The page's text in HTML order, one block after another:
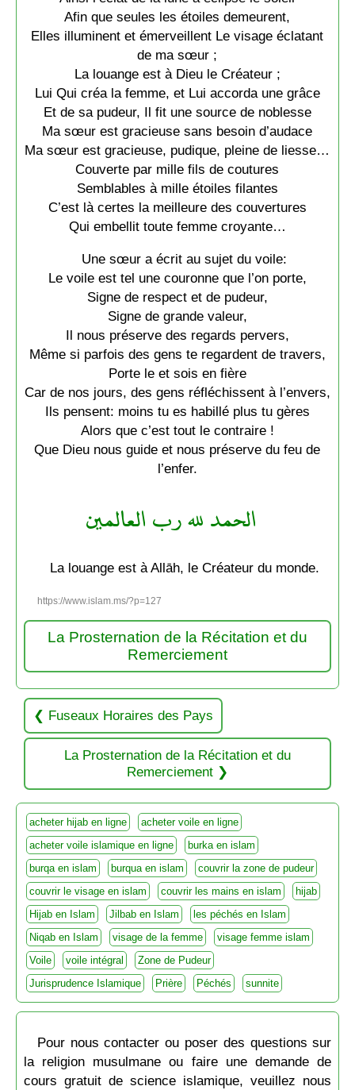
Afin que seules les étoiles demeurent,
Elles illuminent et émerveillent Le visage éclatant
de ma sœur ;
La louange est à Dieu le Créateur ;
Lui Qui créa la femme, et Lui accorda une grâce
Et de sa pudeur, Il fit une source de noblesse
Ma sœur est gracieuse sans besoin d’audace
Ma sœur est gracieuse, pudique, pleine de liesse…
Couverte par mille fils de coutures
Semblables à mille étoiles filantes
C’est là certes la meilleure des couvertures
Qui embellit toute femme croyante…
Une sœur a écrit au sujet du voile:
Le voile est tel une couronne que l’on porte,
Signe de respect et de pudeur,
Signe de grande valeur,
Il nous préserve des regards pervers,
Même si parfois des gens te regardent de travers,
Porte le et sois en fière
Car de nos jours, des gens réfléchissent à l’envers,
Ils pensent: moins tu es habillé plus tu gères
Alors que c’est tout le contraire !
Que Dieu nous guide et nous préserve du feu de
l’enfer.
الحمد لله رب العالمين
La louange est à Allāh, le Créateur du monde.
https://www.islam.ms/?p=127
La Prosternation de la Récitation et du
Remerciement
Fuseaux Horaires des Pays
La Prosternation de la Récitation et du
Remerciement
acheter hijab en ligne
acheter voile en ligne
acheter voile islamique en ligne
burka en islam
burqa en islam
burqua en islam
couvrir la zone de pudeur
couvrir le visage en islam
couvrir les mains en islam
hijab
Hijab en Islam
Jilbab en Islam
les péchés en Islam
Niqab en Islam
visage de la femme
visage femme islam
Voile
voile intégral
Zone de Pudeur
Jurisprudence Islamique
Prière Péchés sunnite
Pour nous contacter ou poser des questions sur
la religion musulmane ou faire une demande de
cours gratuit de science islamique, veuillez nous